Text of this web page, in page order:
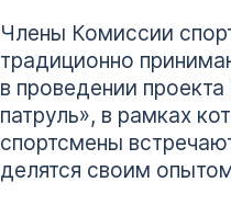
Члены Комиссии
традиционно
в проведении
патруль», в рамках
спортсмены
делятся своим